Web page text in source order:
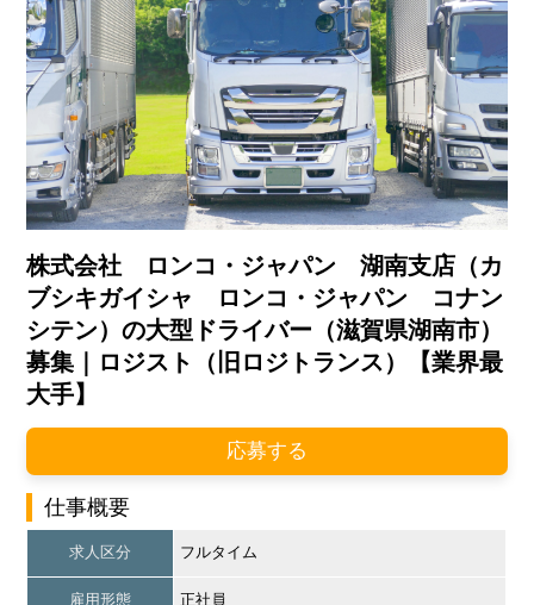
株式会社 ロンコ・ジャパン 湖南支店（カ
ブシキガイシャ ロンコ・ジャパン コナン
シテン）の大型ドライバー（滋賀県湖南市）
募集｜ロジスト（旧ロジトランス）【業界最
大手】
応募する
仕事概要
求人区分 フルタイム
雇用形態 正社員